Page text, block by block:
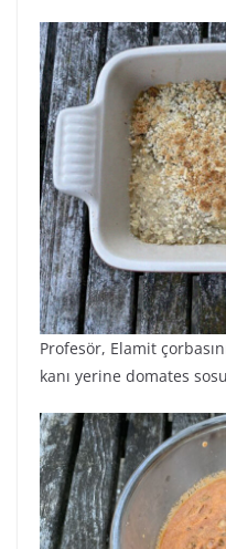
Profesör, Elamit
kanı yerine domates